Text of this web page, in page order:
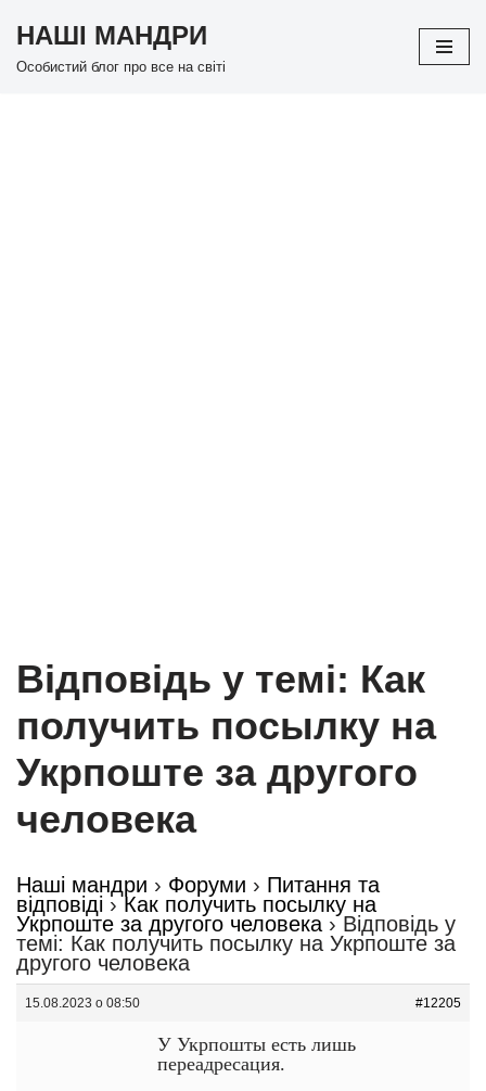
Перейти
НАШІ МАНДРИ
Особистий блог про все на світі
Відповідь у темі: Как
получить посылку на
Укрпоште за другого
человека
Наші мандри › Форуми › Питання та
відповіді › Как получить посылку на
Укрпоште за другого человека › Відповідь у
темі: Как получить посылку на Укрпоште за
другого человека
15.08.2023 о 08:50 #12205
У Укрпошты есть лишь
переадресация.